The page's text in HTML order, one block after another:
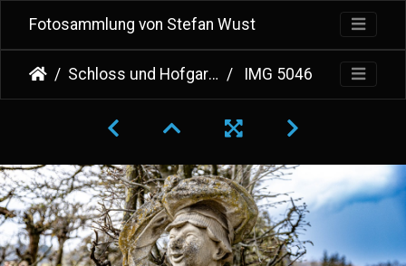
Fotosammlung von Stefan Wust
Schloss und Hofgarten Veitshöchheim IMG 5046